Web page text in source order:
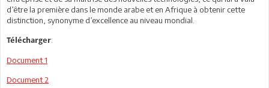
d’être la première dans le monde arabe et en Afrique à obtenir cette
distinction, synonyme d’excellence au niveau mondial.
Télécharger:
Document 1
Document 2